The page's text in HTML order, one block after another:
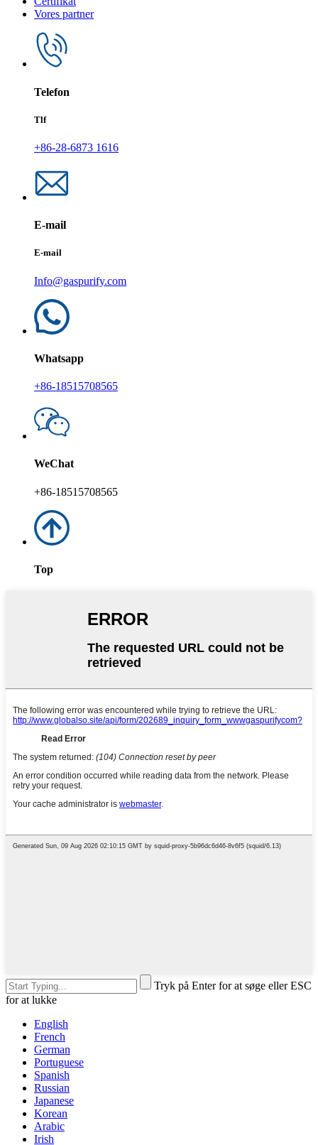
Vores partner
Telefon
Tlf
+86-28-6873 1616
E-mail
E-mail
Info@gaspurify.com
Whatsapp
+86-18515708565
WeChat
+86-18515708565
Top
Tryk på Enter for at søge eller ESC
for at lukke
English
French
German
Portuguese
Spanish
Russian
Japanese
Korean
Arabic
Irish